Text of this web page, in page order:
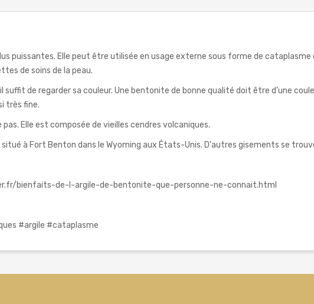
puissantes. Elle peut être utilisée en usage externe sous forme de cataplasme
de soins de la peau.
de regarder sa couleur. Une bentonite de bonne qualité doit être d’une
très fine.
Elle est composée de vieilles cendres volcaniques.
à Fort Benton dans le Wyoming aux États-Unis. D'autres gisements se
bienfaits-de-l-argile-de-bentonite-que-personne-ne-connait.html
#argile #cataplasme